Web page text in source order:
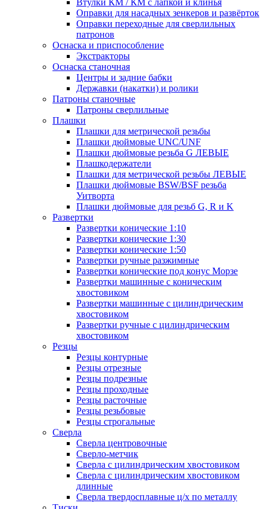
Втулки КМ / КМ с лапкой и клинья
Оправки для насадных зенкеров и развёрток
Оправки переходные для сверлильных
патронов
Оснаска и приспособление
Экстракторы
Оснаска станочная
Центры и задние бабки
Державки (накатки) и ролики
Патроны станочные
Патроны сверлильные
Плашки
Плашки для метрической резьбы
Плашки дюймовые UNC/UNF
Плашки дюймовые резьба G ЛЕВЫЕ
Плашкодержатели
Плашки для метрической резьбы ЛЕВЫЕ
Плашки дюймовые BSW/BSF резьба
Уитворта
Плашки дюймовые для резьб G, R и K
Развертки
Развертки конические 1:10
Развертки конические 1:30
Развертки конические 1:50
Развертки ручные разжимные
Развертки конические под конус Морзе
Развертки машинные с коническим
хвостовиком
Развертки машинные с цилиндрическим
хвостовиком
Развертки ручные с цилиндрическим
хвостовиком
Резцы
Резцы контурные
Резцы отрезные
Резцы подрезные
Резцы проходные
Резцы расточные
Резцы резьбовые
Резцы строгальные
Сверла
Сверла центровочные
Сверло-метчик
Сверла с цилиндрическим хвостовиком
Сверла с цилиндрическим хвостовиком
длинные
Сверла твердосплавные ц/х по металлу